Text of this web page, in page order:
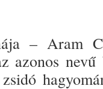
– Aram
azonos